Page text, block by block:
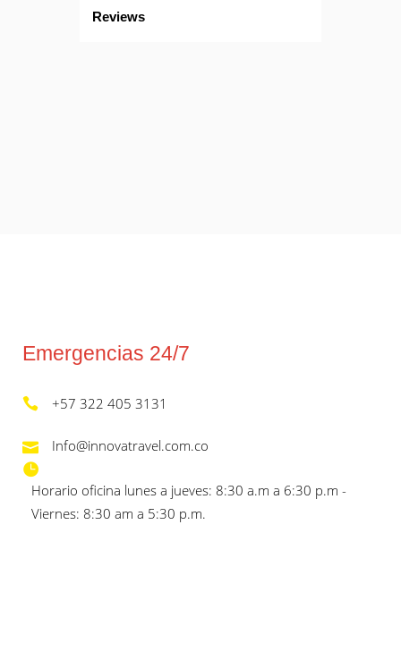
Reviews
Emergencias 24/7
+57 322 405 3131
Info@innovatravel.com.co
Horario oficina lunes a jueves: 8:30 a.m a 6:30 p.m -
Viernes: 8:30 am a 5:30 p.m.